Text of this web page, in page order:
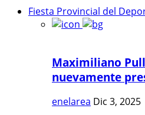
Fiesta Provincial del
Maximiliano
nuevamente
enelarea Dic 3, 2025